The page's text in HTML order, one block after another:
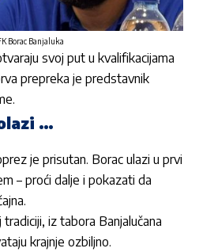
Borac Banjaluka
svoj put u kvalifikacijama
prepreka je predstavnik
…
je prisutan. Borac ulazi u prvi
– proći dalje i pokazati da
iz tabora Banjalučana
krajnje ozbiljno.